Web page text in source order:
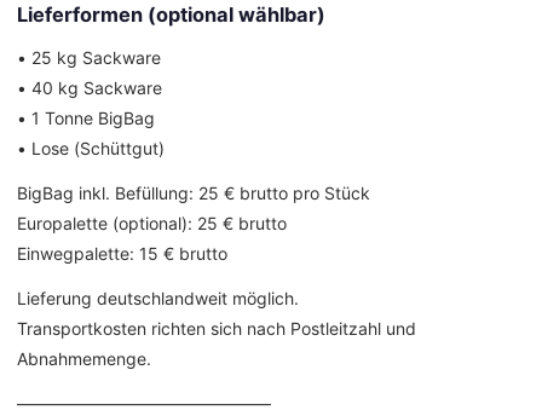
Lieferformen (optional wählbar)
• 25 kg Sackware
• 40 kg Sackware
• 1 Tonne BigBag
• Lose (Schüttgut)
BigBag inkl. Befüllung: 25 € brutto pro Stück
Europalette (optional): 25 € brutto
Einwegpalette: 15 € brutto
Lieferung deutschlandweit möglich.
Transportkosten richten sich nach Postleitzahl und
Abnahmemenge.
––––––––––––––––––––––––––––––